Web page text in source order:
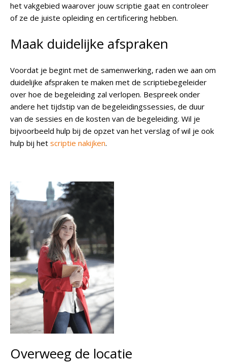
het vakgebied waarover jouw scriptie gaat en controleer
of ze de juiste opleiding en certificering hebben.
Maak duidelijke afspraken
Voordat je begint met de samenwerking, raden we aan om
duidelijke afspraken te maken met de scriptiebegeleider
over hoe de begeleiding zal verlopen. Bespreek onder
andere het tijdstip van de begeleidingssessies, de duur
van de sessies en de kosten van de begeleiding. Wil je
bijvoorbeeld hulp bij de opzet van het verslag of wil je ook
hulp bij het scriptie nakijken.
Overweeg de locatie